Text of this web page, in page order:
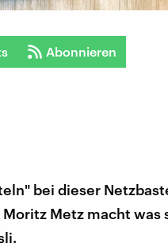
Abonnieren
bei dieser
Metz macht was